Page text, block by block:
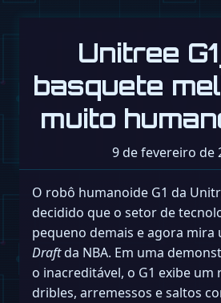
Unitree
basquete
muito
9 de fevereiro de
O robô humanoide G1 da
decidido que o setor de
pequeno demais e agora mira
Draftda NBA. Em uma
o inacreditável, o G1 exibe
dribles, arremessos e saltos